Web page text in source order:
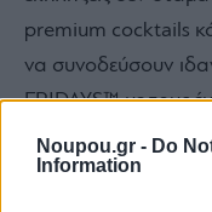
Noupou.gr - Do
Information
premium cocktails
να συνοδεύσουν
FRIDAYS™ με τους
FRIDAYS™ να
premium